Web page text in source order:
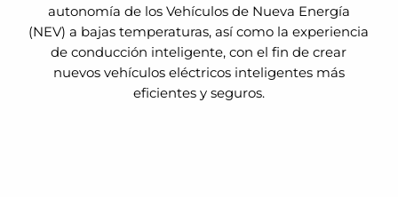
autonomía de los Vehículos de Nueva Energía
(NEV) a bajas temperaturas, así como la experiencia
de conducción inteligente, con el fin de crear
nuevos vehículos eléctricos inteligentes más
eficientes y seguros.